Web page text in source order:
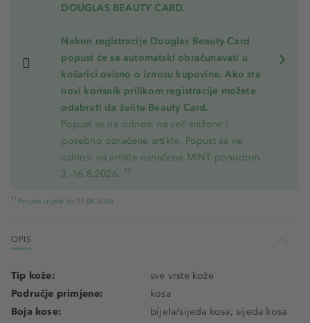
DOUGLAS BEAUTY CARD.
Nakon registracije Douglas Beauty Card
popust će se automatski obračunavati u
košarici ovisno o iznosu kupovine. Ako ste
novi korisnik prilikom registracije možete
odabrati da želite Beauty Card.
Popust se ne odnosi na već snižene i
posebno označene artikle. Popust se ne
odnosi na artikle označene MINT ponudom.
3.-16.8.2026. *1
*1 Ponuda vrijedi do 17.08.2026
OPIS
Tip kože:
sve vrste kože
Područje primjene:
kosa
Boja kose:
bijela/sijeda kosa, sijeda kosa